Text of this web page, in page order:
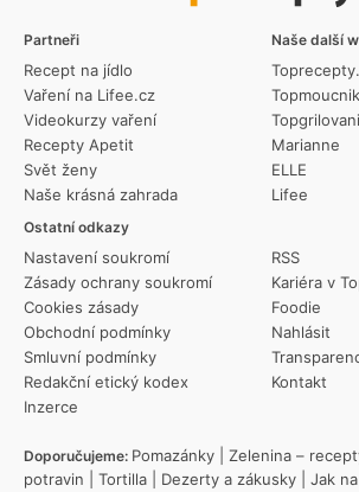
Partneři
Recept na jídlo
Vaření na Lifee.cz
Videokurzy vaření
Recepty Apetit
Svět ženy
Naše krásná zahrada
Ostatní odkazy
Nastavení soukromí
Zásady ochrany soukromí
Cookies zásady
Obchodní podmínky
Smluvní podmínky
Redakční etický kodex
Inzerce
RSS
Kariéra v
Foodie
Nahlásit
Kontakt
Naše další
Marianne
ELLE
Lifee
Doporučujeme: Pomazánky Zelenina –
potravin
Tortilla Dezerty a zákusky Jak